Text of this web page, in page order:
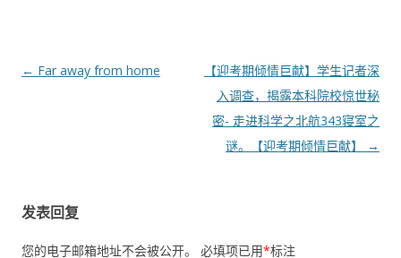
文
← Far away from home
【迎考期倾情巨献】学生记者深
入调查，揭露本科院校惊世秘
密- 走进科学之北航343寝室之
谜。【迎考期倾情巨献】
→
发表回复
您的电子邮箱地址不会被公开。 必填项已用*标注